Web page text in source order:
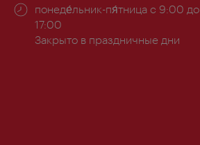
Часы
работы:
понеде́льник-пя́тница с 9:00 до
17:00
Закрыто в праздничные дни